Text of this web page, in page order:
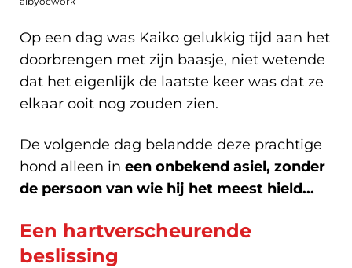
Op een dag was Kaiko gelukkig tijd aan het
doorbrengen met zijn baasje, niet wetende
dat het eigenlijk de laatste keer was dat ze
elkaar ooit nog zouden zien.
De volgende dag belandde deze prachtige
hond alleen in een onbekend asiel, zonder
de persoon van wie hij het meest hield...
Een hartverscheurende
beslissing